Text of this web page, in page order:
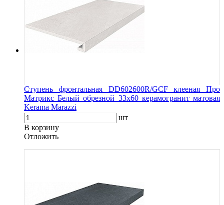
Ступень фронтальная DD602600R/GCF клееная Про
Матрикс Белый обрезной 33x60 керамогранит матовая
Kerama Marazzi
шт
В корзину
Oтложить